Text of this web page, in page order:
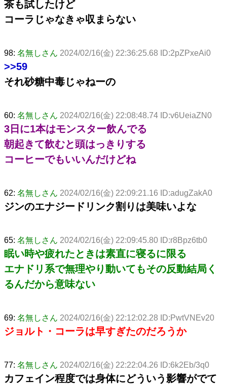
茶も試したけど
コーラじゃなきゃ収まらない
98: 名無しさん 2024/02/16(金) 22:36:25.68 ID:2pZPxeAi0
>>59
それ砂糖中毒じゃねーの
60: 名無しさん 2024/02/16(金) 22:08:48.74 ID:v6UeiaZN0
3日に1本はモンスター飲んでる
朝起きて飲むと頭はっきりする
コーヒーでもいいんだけどね
62: 名無しさん 2024/02/16(金) 22:09:21.16 ID:adugZakA0
ジンのエナジードリンク割りは美味いよな
65: 名無しさん 2024/02/16(金) 22:09:45.80 ID:r8Bpz6tb0
眠い時や疲れたときは素直に寝るに限る
エナドリ系で無理やり動いてもその反動結局く
るんだから意味ない
69: 名無しさん 2024/02/16(金) 22:12:02.28 ID:PwtVNEv20
ジョルト・コーラは早すぎたのだろうか
77: 名無しさん 2024/02/16(金) 22:22:04.26 ID:6k2Eb/3q0
カフェイン程度では身体にどういう影響がでて